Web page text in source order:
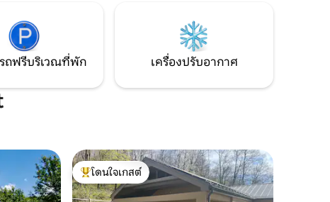
ใกล้ที่สุดใช้เวลาเดินเพียง 5 นาที
ถฟรีบริเวณที่พัก เครื่องปรับอากาศ
โดนใจเกสต์ที่สุด
โดนใจเกสต์